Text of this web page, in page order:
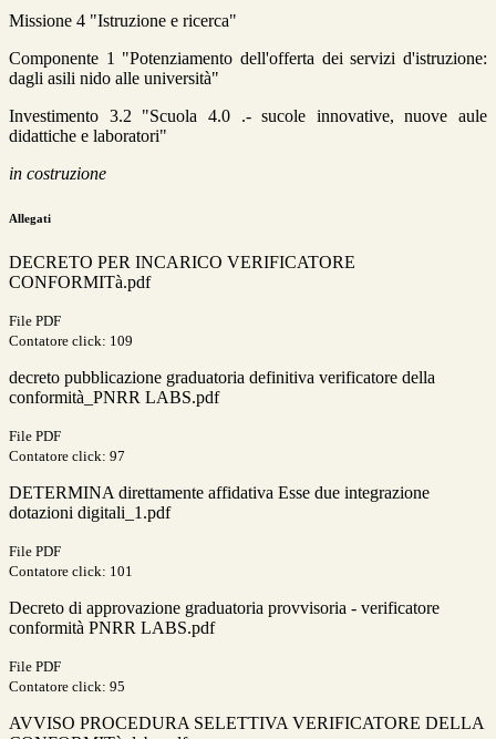
Missione 4 "Istruzione e ricerca"
Componente 1 "Potenziamento dell'offerta dei servizi d'istruzione:
dagli asili nido alle università"
Investimento 3.2 "Scuola 4.0 .- sucole innovative, nuove aule
didattiche e laboratori"
in costruzione
Allegati
DECRETO PER INCARICO VERIFICATORE
CONFORMITà.pdf
File PDF
Contatore click: 109
decreto pubblicazione graduatoria definitiva verificatore della
conformità_PNRR LABS.pdf
File PDF
Contatore click: 97
DETERMINA direttamente affidativa Esse due integrazione
dotazioni digitali_1.pdf
File PDF
Contatore click: 101
Decreto di approvazione graduatoria provvisoria - verificatore
conformità PNRR LABS.pdf
File PDF
Contatore click: 95
AVVISO PROCEDURA SELETTIVA VERIFICATORE DELLA